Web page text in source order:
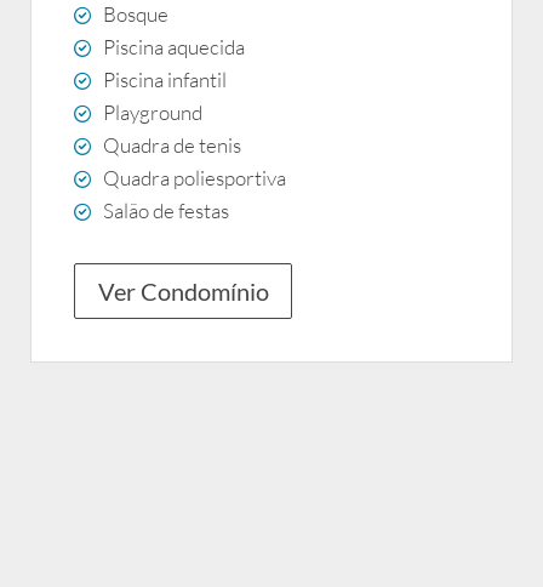
Bosque
Piscina aquecida
Piscina infantil
Playground
Quadra de tenis
Quadra poliesportiva
Salão de festas
Ver Condomínio